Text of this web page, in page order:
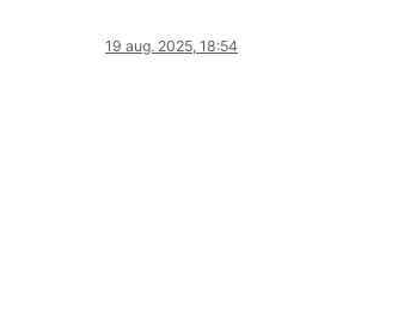
19 aug. 2025, 18:54